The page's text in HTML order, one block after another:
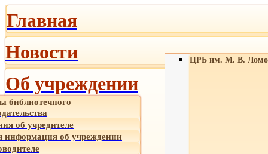
Главная
Новости
Об учреждении
библиотечного
об учредителе
об учреждении
ЦРБ им. М. В.